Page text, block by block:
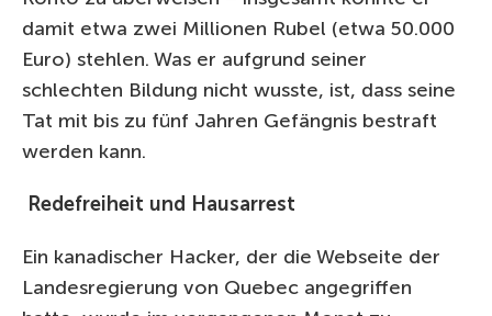
damit etwa zwei Millionen Rubel (etwa 50.000
Euro) stehlen. Was er aufgrund seiner
schlechten Bildung nicht wusste, ist, dass seine
Tat mit bis zu fünf Jahren Gefängnis bestraft
werden kann.
Redefreiheit und Hausarrest
Ein kanadischer Hacker, der die Webseite der
Landesregierung von Quebec angegriffen